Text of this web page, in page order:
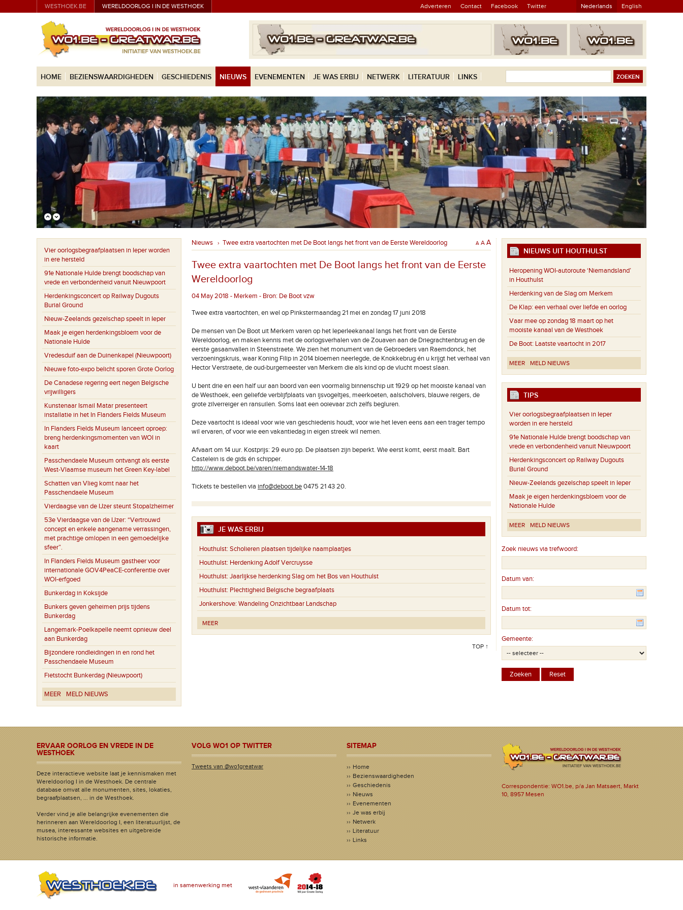
WESTHOEK.BE WERELDOORLOG I IN DE WESTHOEK Adverteren Contact Facebook Twitter Nederlands English
HOME BEZIENSWAARDIGHEDEN GESCHIEDENIS NIEUWS EVENEMENTEN JE WAS ERBIJ NETWERK LITERATUUR LINKS
Vier oorlogsbegraafplaatsen in Ieper worden
in ere hersteld
91e Nationale Hulde brengt boodschap van
vrede en verbondenheid vanuit Nieuwpoort
Herdenkingsconcert op Railway Dugouts
Burial Ground
Nieuw-Zeelands gezelschap speelt in Ieper
Maak je eigen herdenkingsbloem voor de
Nationale Hulde
Vredesduif aan de Duinenkapel (Nieuwpoort)
Nieuwe foto-expo belicht sporen Grote Oorlog
De Canadese regering eert negen Belgische
vrijwilligers
Kunstenaar Ismail Matar presenteert
installatie in het In Flanders Fields Museum
In Flanders Fields Museum lanceert oproep:
breng herdenkingsmomenten van WOI in
kaart
Passchendaele Museum ontvangt als eerste
West-Vlaamse museum het Green Key-label
Schatten van Vlieg komt naar het
Passchendaele Museum
Vierdaagse van de IJzer steunt Stopalzheimer
53e Vierdaagse van de IJzer: “Vertrouwd
concept en enkele aangename verrassingen,
met prachtige omlopen in een gemoedelijke
sfeer”.
In Flanders Fields Museum gastheer voor
internationale GOV4PeaCE-conferentie over
WOI-erfgoed
Bunkerdag in Koksijde
Bunkers geven geheimen prijs tijdens
Bunkerdag
Langemark-Poelkapelle neemt opnieuw deel
aan Bunkerdag
Bijzondere rondleidingen in en rond het
Passchendaele Museum
Fietstocht Bunkerdag (Nieuwpoort)
MEER MELD NIEUWS
Nieuws › Twee extra vaartochten met De Boot langs het front van de Eerste Wereldoorlog A A A
Twee extra vaartochten met De Boot langs het front van de Eerste
Wereldoorlog
04 May 2018 - Merkem - Bron: De Boot vzw
Twee extra vaartochten, en wel op Pinkstermaandag 21 mei en zondag 17 juni 2018
De mensen van De Boot uit Merkem varen op het Ieperleekanaal langs het front van de Eerste
Wereldoorlog, en maken kennis met de oorlogsverhalen van de Zouaven aan de Driegrachtenbrug en de
eerste gasaanvallen in Steenstraete. We zien het monument van de Gebroeders van Raemdonck, het
verzoeningskruis, waar Koning Filip in 2014 bloemen neerlegde, de Knokkebrug én u krijgt het verhaal van
Hector Verstraete, de oud-burgemeester van Merkem die als kind op de vlucht moest slaan.
U bent drie en een half uur aan boord van een voormalig binnenschip uit 1929 op het mooiste kanaal van
de Westhoek, een geliefde verblijfplaats van ijsvogeltjes, meerkoeten, aalscholvers, blauwe reigers, de
grote zilverreiger en ransuilen. Soms laat een ooievaar zich zelfs begluren.
Deze vaartocht is ideaal voor wie van geschiedenis houdt, voor wie het leven eens aan een trager tempo
wil ervaren, of voor wie een vakantiedag in eigen streek wil nemen.
Afvaart om 14 uur. Kostprijs: 29 euro pp. De plaatsen zijn beperkt. Wie eerst komt, eerst maalt. Bart
Castelein is de gids én schipper.
http://www.deboot.be/varen/niemandswater-14-18
Tickets te bestellen via info@deboot.be0475 21 43 20.
JE WAS ERBIJ
Houthulst: Scholieren plaatsen tijdelijke naamplaatjes
Houthulst: Herdenking Adolf Vercruysse
Houthulst: Jaarlijkse herdenking Slag om het Bos van Houthulst
Houthulst: Plechtigheid Belgische begraafplaats
Jonkershove: Wandeling Onzichtbaar Landschap
MEER
TOP ↑
NIEUWS UIT HOUTHULST
Heropening WOI-autoroute ‘Niemandsland’
in Houthulst
Herdenking van de Slag om Merkem
De Klap: een verhaal over liefde en oorlog
Vaar mee op zondag 18 maart op het
mooiste kanaal van de Westhoek
De Boot: Laatste vaartocht in 2017
MEER MELD NIEUWS
TIPS
Vier oorlogsbegraafplaatsen in Ieper
worden in ere hersteld
91e Nationale Hulde brengt boodschap van
vrede en verbondenheid vanuit Nieuwpoort
Herdenkingsconcert op Railway Dugouts
Burial Ground
Nieuw-Zeelands gezelschap speelt in Ieper
Maak je eigen herdenkingsbloem voor de
Nationale Hulde
MEER MELD NIEUWS
Zoek nieuws via trefwoord:
Datum van:
Datum tot:
Gemeente:
ERVAAR OORLOG EN VREDE IN DE
WESTHOEK
Deze interactieve website laat je kennismaken met
Wereldoorlog I in de Westhoek. De centrale
database omvat alle monumenten, sites, lokaties,
begraafplaatsen, ... in de Westhoek.
Verder vind je alle belangrijke evenementen die
herinneren aan Wereldoorlog I, een literatuurlijst, de
musea, interessante websites en uitgebreide
historische informatie.
VOLG WO1 OP TWITTER
Tweets van @wo1greatwar
SITEMAP
Home
Bezienswaardigheden
Geschiedenis
Nieuws
Evenementen
Je was erbij
Netwerk
Literatuur
Links
Correspondentie: WO1.be, p/a Jan Matsaert, Markt
10, 8957 Mesen
in samenwerking met